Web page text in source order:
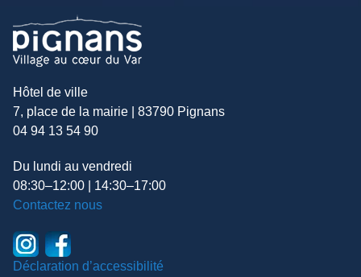
Hôtel de ville
7, place de la mairie | 83790 Pignans
04 94 13 54 90
Du lundi au vendredi
08:30–12:00 | 14:30–17:00
Contactez nous
Déclaration d’accessibilité